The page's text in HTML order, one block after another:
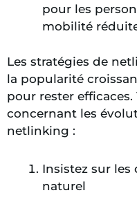
pour les
mobilité
Les stratégies de
la popularité
pour rester
concernant les
netlinking :
Insistez sur
naturel